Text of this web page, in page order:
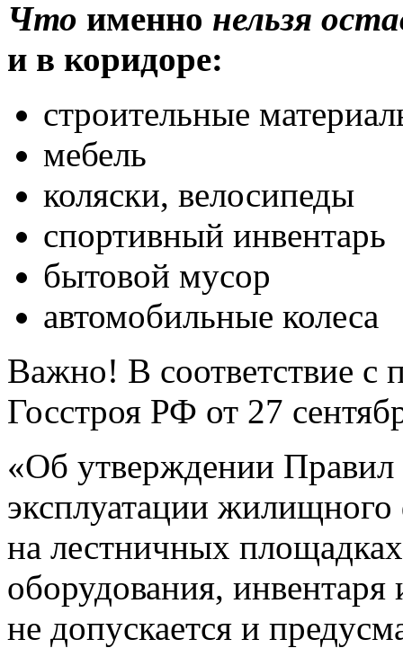
Что именно нельзя
и в коридоре:
строительные
мебель
коляски, велосипеды
спортивный инвентарь
бытовой мусор
автомобильные колеса
Важно! В соответствие с
Госстроя РФ от 27
«Об утверждении Правил
эксплуатации
на лестничных
оборудования,
не допускается и